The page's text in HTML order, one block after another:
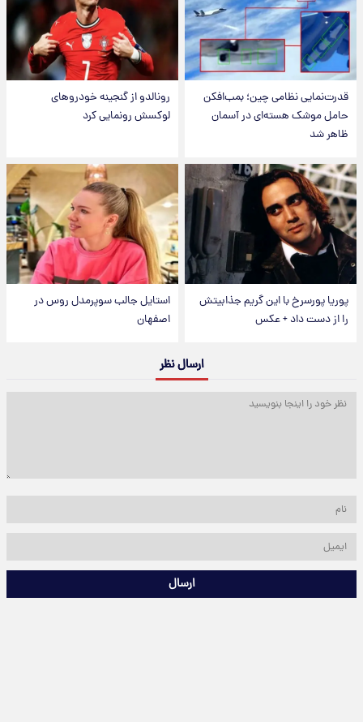
قدرت‌نمایی نظامی چین؛ بمب‌افکن
حامل موشک هسته‌ای در آسمان
ظاهر شد
رونالدو از گنجینه خودروهای
لوکسش رونمایی کرد
پوریا پورسرخ با این گریم جذابیتش
را از دست داد + عکس
استایل جالب سوپرمدل روس در
اصفهان
ارسال نظر
ارسال